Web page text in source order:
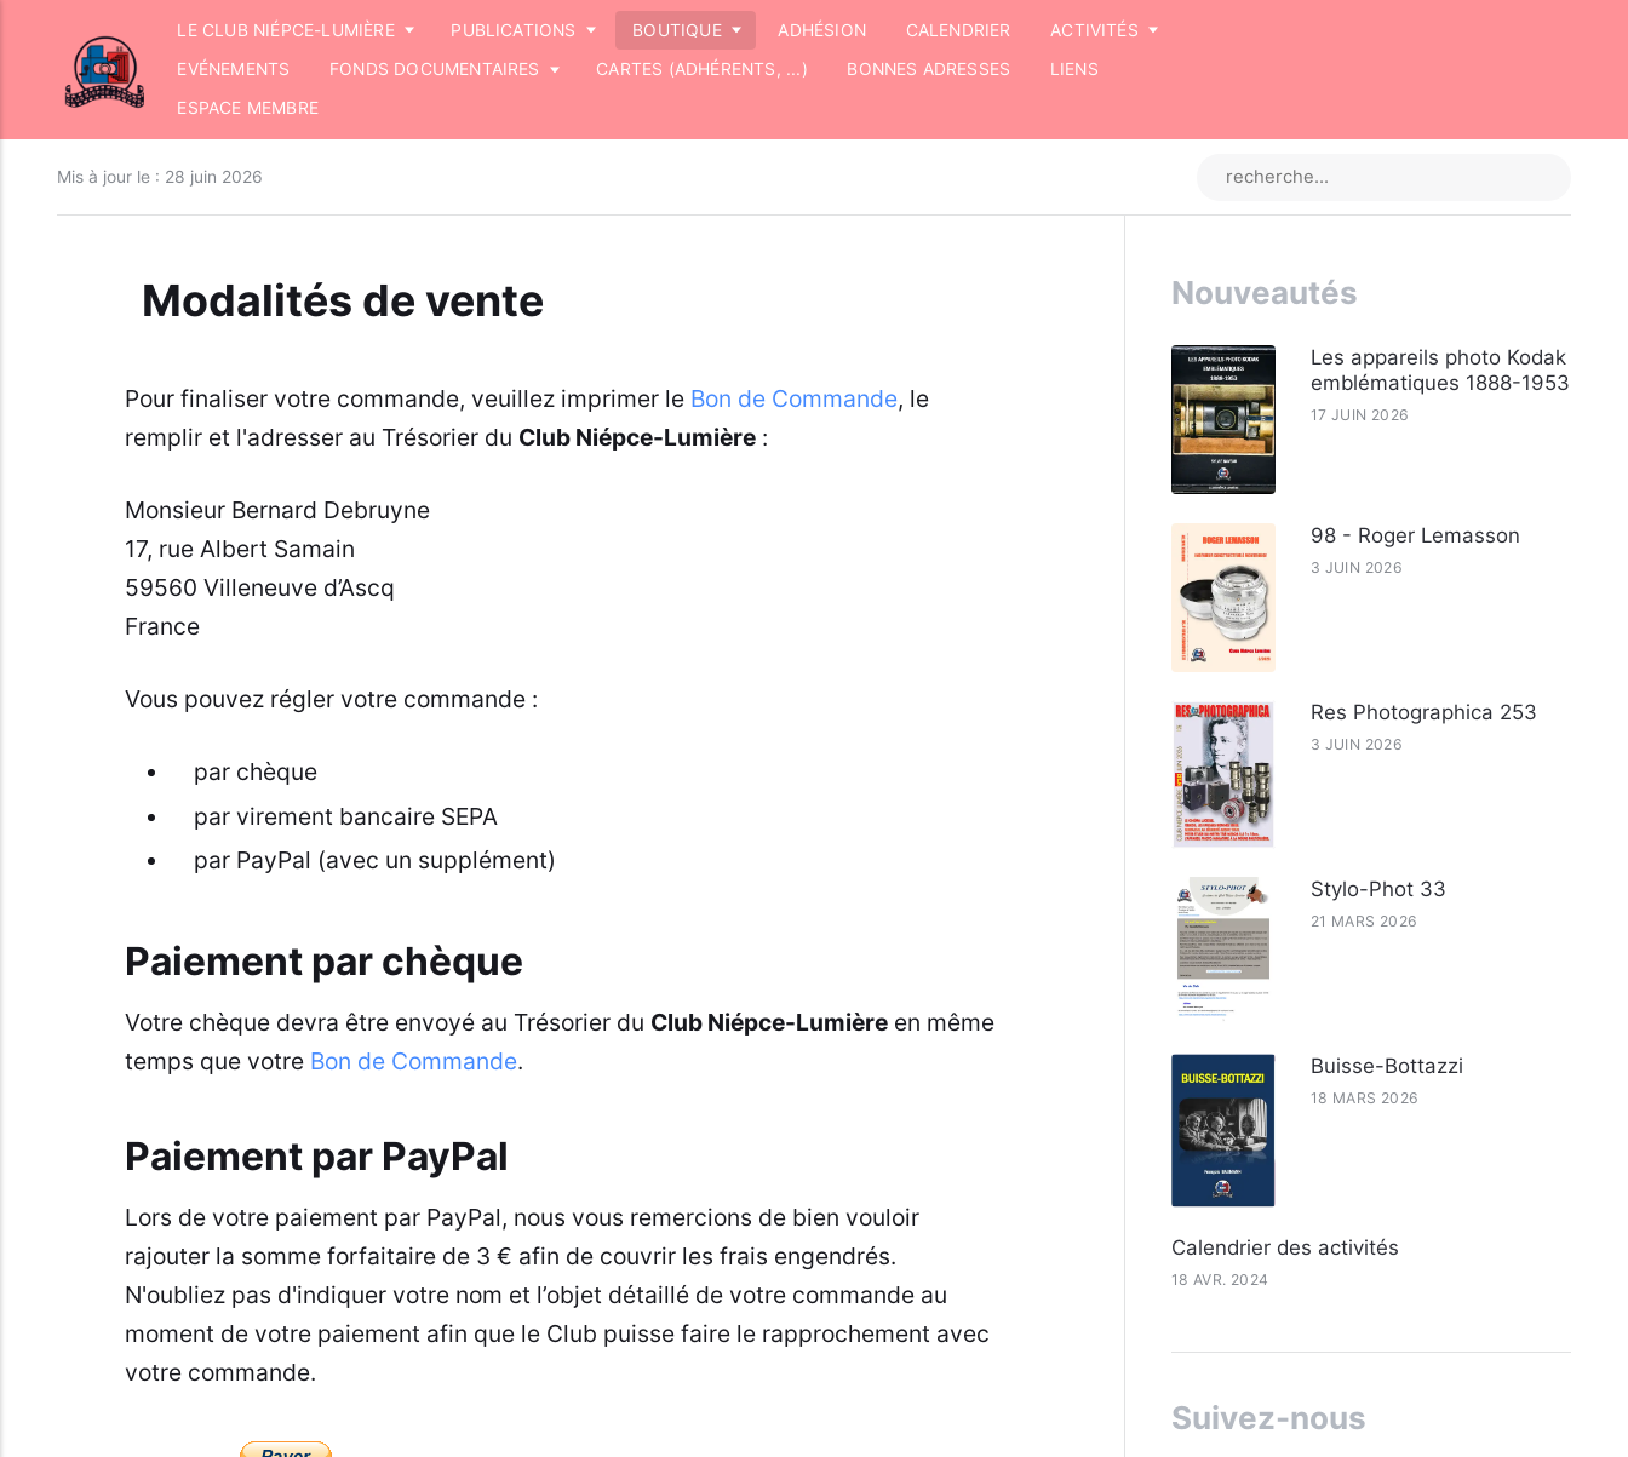
LE CLUB NIÉPCE-LUMIÈRE PUBLICATIONS BOUTIQUE ADHÉSION CALENDRIER ACTIVITÉS
EVÉNEMENTS FONDS DOCUMENTAIRES CARTES (ADHÉRENTS, ...) BONNES ADRESSES LIENS
ESPACE MEMBRE
Mis à jour le : 28 juin 2026
Modalités de vente
Pour finaliser votre commande, veuillez imprimer le Bon de Commande, le
remplir et l'adresser au Trésorier du Club Niépce-Lumière:
Monsieur Bernard Debruyne
17, rue Albert Samain
59560 Villeneuve d’Ascq
France
Vous pouvez régler votre commande :
par chèque
par virement bancaire SEPA
par PayPal (avec un supplément)
Paiement par chèque
Votre chèque devra être envoyé au Trésorier du Club Niépce-Lumièreen même
temps que votre Bon de Commande.
Paiement par PayPal
Lors de votre paiement par PayPal, nous vous remercions de bien vouloir
rajouter la somme forfaitaire de 3 € afin de couvrir les frais engendrés.
N'oubliez pas d'indiquer votre nom et l’objet détaillé de votre commande au
moment de votre paiement afin que le Club puisse faire le rapprochement avec
votre commande.
Nouveautés
Les appareils photo Kodak
emblématiques 1888-1953
17 JUIN 2026
98 - Roger Lemasson
3 JUIN 2026
Res Photographica 253
3 JUIN 2026
Stylo-Phot 33
21 MARS 2026
Buisse-Bottazzi
18 MARS 2026
Calendrier des activités
18 AVR. 2024
Suivez-nous